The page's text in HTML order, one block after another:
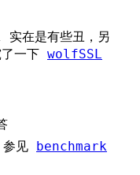
在是有些丑，另
一下 wolfSSL
见 benchmark